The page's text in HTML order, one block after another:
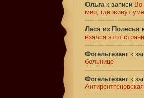
Ольгак записи Во
мир, где живут
Леся из Полесья
взялся этот
Фогельгезанг к
больнице
Фогельгезанг к